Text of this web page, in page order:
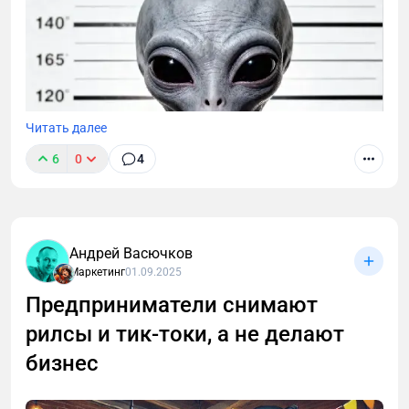
Социальные сети умирают. Интернет умирает.
Вместе с ними — привычные механики внимания,
метрики и понятие «подписчик». Мы вступаем в
эпоху алгоритмического нигилизма, где ценность
Читать далее
6 0 4
Андрей Васючков
Маркетинг01.09.2025
Предприниматели снимают
рилсы и тик-токи, а не делают
бизнес